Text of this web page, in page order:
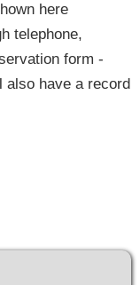
here
telephone,
form -
also have a record